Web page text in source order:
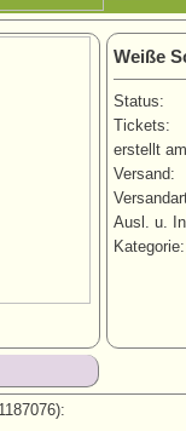
Weiße
Status:
Tickets:
erstellt
Versand:
Ausl. u.
Kategorie: